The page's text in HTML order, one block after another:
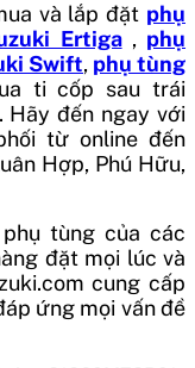
và lắp đặt phụ
Ertiga, phụ
Swift, phụ tùng
ti cốp sau trái
Hãy đến ngay với
từ online đến
Hợp, Phú Hữu,
tùng của các
đặt mọi lúc và
cung cấp
ứng mọi vấn đề